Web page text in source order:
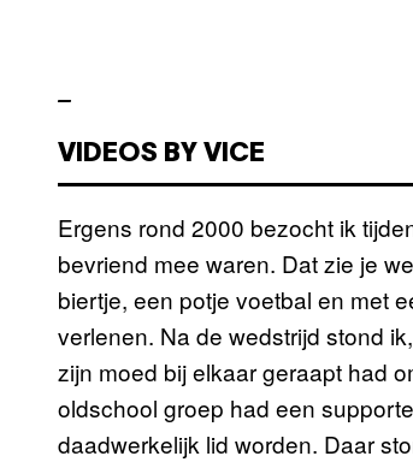
–
VIDEOS BY VICE
Ergens rond 2000 bezocht ik
bevriend mee waren. Dat zie je
biertje, een potje voetbal en met
verlenen. Na de wedstrijd stond
zijn moed bij elkaar geraapt had
oldschool groep had een
daadwerkelijk lid worden. Daar